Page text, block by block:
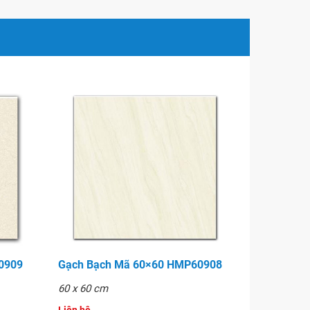
Gạch Bạch Mã 60×60 HMP60908
60 x 60 cm